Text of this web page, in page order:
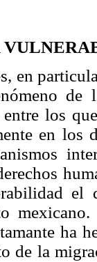
en
de
entre los
en los
el
ha
de la